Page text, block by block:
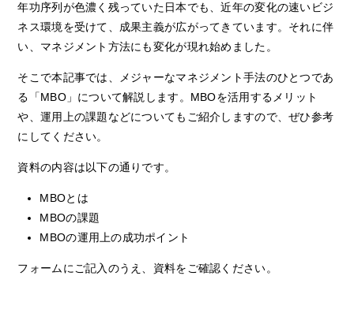
年功序列が色濃く残っていた日本でも、近年の変化の速いビジ
ネス環境を受けて、成果主義が広がってきています。それに伴
い、マネジメント方法にも変化が現れ始めました。
そこで本記事では、メジャーなマネジメント手法のひとつであ
る「MBO」について解説します。MBOを活用するメリット
や、運用上の課題などについてもご紹介しますので、ぜひ参考
にしてください。
資料の内容は以下の通りです。
MBOとは
MBOの課題
MBOの運用上の成功ポイント
フォームにご記入のうえ、資料をご確認ください。